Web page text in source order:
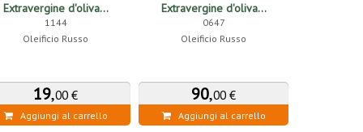
Extravergine d'oliva...
1144
Oleificio Russo
19,00 €
Aggiungi al carrello
Extravergine d'oliva...
0647
Oleificio Russo
90,00 €
Aggiungi al carrello